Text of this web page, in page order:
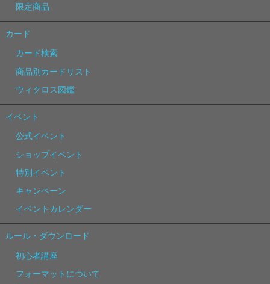
限定商品
カード
カード検索
商品別カードリスト
ウィクロス図鑑
イベント
公式イベント
ショップイベント
特別イベント
キャンペーン
イベントカレンダー
ルール・ダウンロード
初心者講座
フォーマットについて